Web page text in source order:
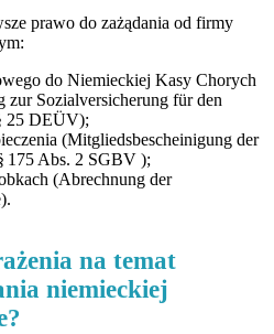
prawo do zażądania od firmy
do Niemieckiej Kasy Chorych
zur Sozialversicherung für den
25 DEÜV);
(Mitgliedsbescheinigung der
175 Abs. 2 SGBV );
(Abrechnung der
na temat
niemieckiej